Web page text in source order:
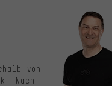
von
Nach